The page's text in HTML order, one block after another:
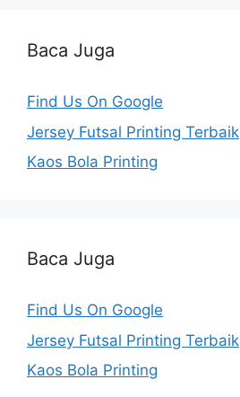
Baca Juga
Find Us On Google
Jersey Futsal Printing Terbaik
Kaos Bola Printing
Baca Juga
Find Us On Google
Jersey Futsal Printing Terbaik
Kaos Bola Printing